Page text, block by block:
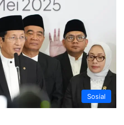
Sosial